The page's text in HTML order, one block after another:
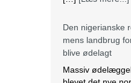
den nordcentrale
med at blive
etnisk
forskellige
drab, afbrænding